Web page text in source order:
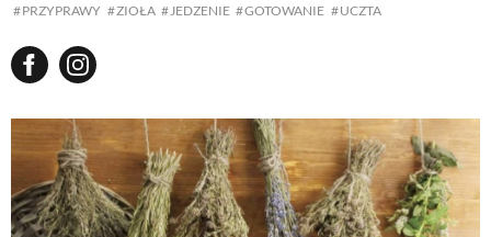
PRZYPRAWY ZIOŁA JEDZENIE GOTOWANIE UCZTA